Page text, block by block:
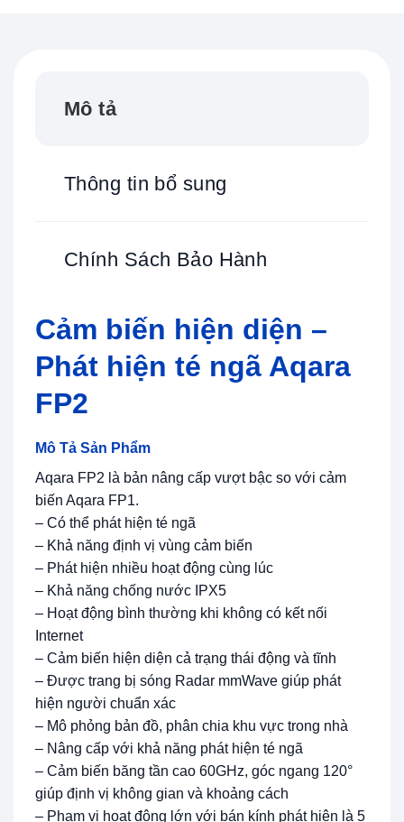
Mô tả
Thông tin bổ sung
Chính Sách Bảo Hành
Cảm biến hiện diện –
Phát hiện té ngã Aqara
FP2
Mô Tả Sản Phẩm
Aqara FP2 là bản nâng cấp vượt bậc so với cảm
biến Aqara FP1.
– Có thể phát hiện té ngã
– Khả năng định vị vùng cảm biến
– Phát hiện nhiều hoạt động cùng lúc
– Khả năng chống nước IPX5
– Hoạt động bình thường khi không có kết nối
Internet
– Cảm biến hiện diện cả trạng thái động và tĩnh
– Được trang bị sóng Radar mmWave giúp phát
hiện người chuẩn xác
– Mô phỏng bản đồ, phân chia khu vực trong nhà
– Nâng cấp với khả năng phát hiện té ngã
– Cảm biến băng tần cao 60GHz, góc ngang 120°
giúp định vị không gian và khoảng cách
– Phạm vi hoạt động lớn với bán kính phát hiện là 5